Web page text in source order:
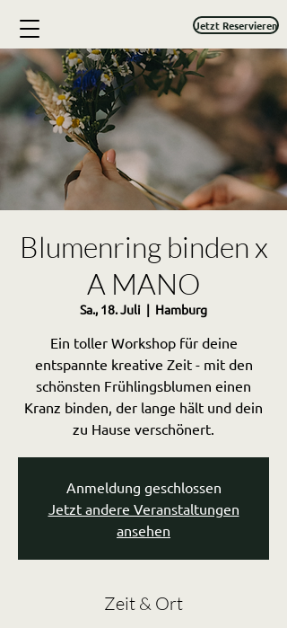
Jetzt Reservieren
Blumenring binden x
A MANO
Sa., 18. Juli
  |
Hamburg
Ein toller Workshop für deine
entspannte kreative Zeit - mit den
schönsten Frühlingsblumen einen
Kranz binden, der lange hält und dein
zu Hause verschönert.
Anmeldung geschlossen
Jetzt andere Veranstaltungen
ansehen
Zeit & Ort